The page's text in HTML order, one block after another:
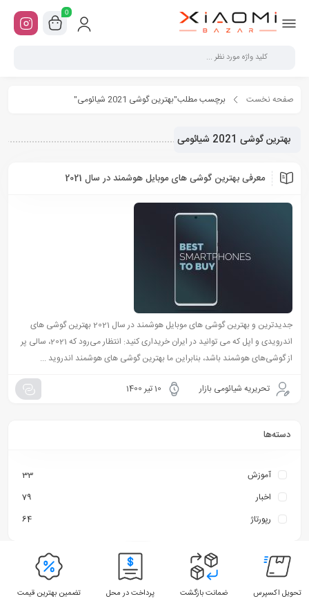
0
صفحه نخست برچسب مطلب"بهترین گوشی 2021 شیائومی"
بهترین گوشی 2021 شیائومی
معرفی بهترین گوشی های موبایل هوشمند در سال 2021
جدیدترین و بهترین گوشی های موبایل هوشمند در سال 2021 بهترین گوشی های
اندرویدی و اپل که می توانید در ایران خریداری کنید: انتظار می‌رود که 2021، سالی پر
از گوشی‌های هوشمند باشد، بنابراین ما بهترین گوشی های هوشمند اندروید ...
تحریریه شیائومی بازار 10 تیر 1400
دسته‌ها
آموزش
33
اخبار
79
رپورتاژ
64
تحویل اکسپرس ضمانت بازگشت پرداخت در محل تضمین بهترین قیمت